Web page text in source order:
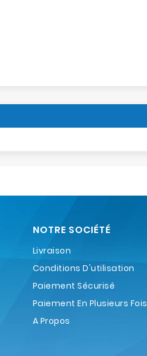
NOTRE SOCIÉTÉ
Livraison
Conditions D'utilisation
Paiement Sécurisé
Paiement En Plusieurs Fois
A Propos